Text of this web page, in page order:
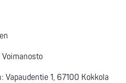
1, 67100 Kokkola